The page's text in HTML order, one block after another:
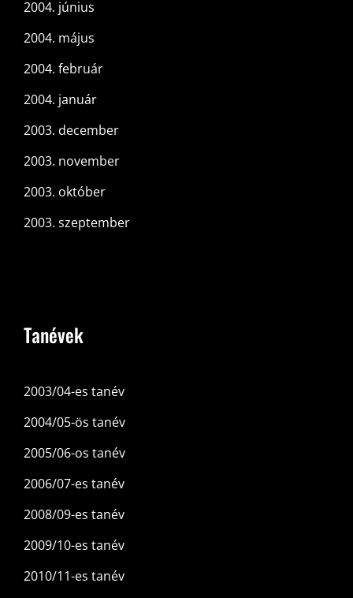
2004. június
2004. május
2004. február
2004. január
2003. december
2003. november
2003. október
2003. szeptember
Tanévek
2003/04-es tanév
2004/05-ös tanév
2005/06-os tanév
2006/07-es tanév
2008/09-es tanév
2009/10-es tanév
2010/11-es tanév